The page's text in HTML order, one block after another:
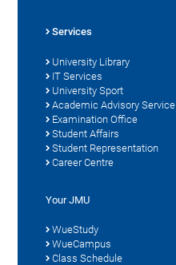
Services
University Library
IT Services
University Sport
Academic Advisory Service
Examination Office
Student Affairs
Student Representation
Career Centre
Your JMU
WueStudy
WueCampus
Class Schedule